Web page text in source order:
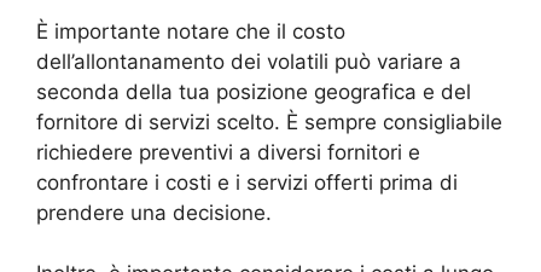
È importante notare che il costo
dell’allontanamento dei volatili può variare a
seconda della tua posizione geografica e del
fornitore di servizi scelto. È sempre consigliabile
richiedere preventivi a diversi fornitori e
confrontare i costi e i servizi offerti prima di
prendere una decisione.